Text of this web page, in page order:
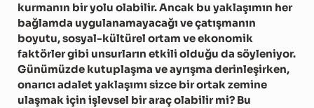
kurmanın bir yolu olabilir. Ancak bu yaklaşımın her
bağlamda uygulanamayacağı ve çatışmanın
boyutu, sosyal-kültürel ortam ve ekonomik
faktörler gibi unsurların etkili olduğu da söyleniyor.
Günümüzde kutuplaşma ve ayrışma derinleşirken,
onarıcı adalet yaklaşımı sizce bir ortak zemine
ulaşmak için işlevsel bir araç olabilir mi? Bu